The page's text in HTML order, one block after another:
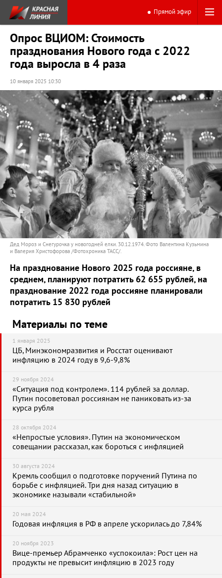
Прямой эфир
Опрос ВЦИОМ: Стоимость
празднования Нового года с 2022
года выросла в 4 раза
10 января 2025 10:30
Дед Мороз и Снегурочка у новогодней елки. 30.12.1974. Фото Валентина Кузьмина
и Валерия Христофорова /Фотохроника ТАСС/.
На празднование Нового 2025 года россияне, в
среднем, планируют потратить 62 655 рублей, на
празднование 2022 года россияне планировали
потратить 15 830 рублей
Материалы по теме
1 января 2025
ЦБ, Минэкономразвития и Росстат оценивают
инфляцию в 2024 году в 9,6-9,8%
29 ноября 2024
«Ситуация под контролем». 114 рублей за доллар.
Путин посоветовал россиянам не паниковать из-за
курса рубля
28 октября 2024
«Непростые условия». Путин на экономическом
совещании рассказал, как бороться с инфляцией
30 августа 2024
Кремль сообщил о подготовке поручений Путина по
борьбе с инфляцией. Три дня назад ситуацию в
экономике называли «стабильной»
20 мая 2024
Годовая инфляция в РФ в апреле ускорилась до 7,84%
20 ноября 2023
Вице-премьер Абрамченко «успокоила»: Рост цен на
продукты не превысит инфляцию в 2023 году